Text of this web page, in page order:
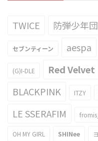
TWICE 防弾少年団
セブンティーン aespa
(G)I-DLE Red Velvet
BLACKPINK ITZY
LE SSERAFIM
OH MY GIRL SHINee